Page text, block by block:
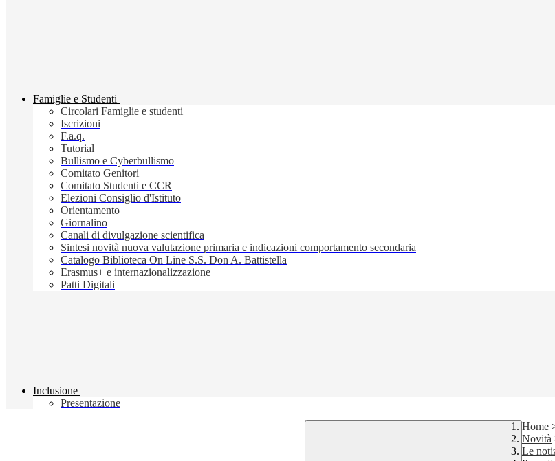
Famiglie e Studenti
Circolari Famiglie e studenti
Iscrizioni
F.a.q.
Tutorial
Bullismo e Cyberbullismo
Comitato Genitori
Comitato Studenti e CCR
Elezioni Consiglio d'Istituto
Orientamento
Giornalino
Canali di divulgazione scientifica
Sintesi novità nuova valutazione primaria e indicazioni comportamento secondaria
Catalogo Biblioteca On Line S.S. Don A. Battistella
Erasmus+ e internazionalizzazione
Patti Digitali
Inclusione
Presentazione
Home
Novità
Le